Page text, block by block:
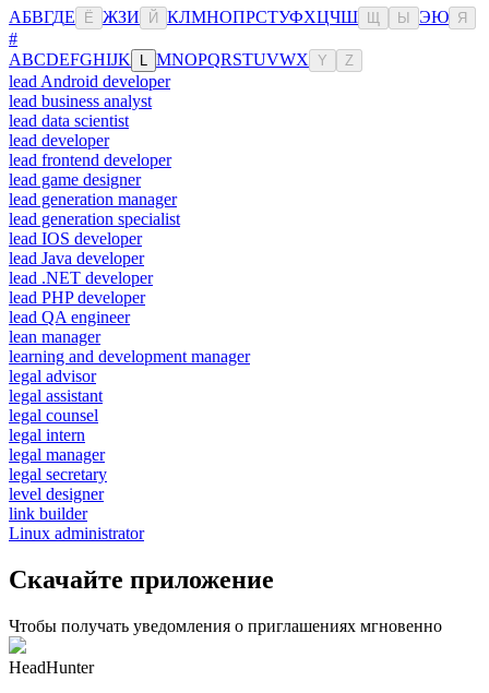
АБВГДЕ Ё ЖЗИ Й КЛМНОПРСТУФХЦЧШ Ы ЭЮ Я
#
ABCDEFGHIJK MNOPQRSTUVWX Y Z
lead Android developer
lead business analyst
lead data scientist
lead developer
lead frontend developer
lead game designer
lead generation manager
lead generation specialist
lead IOS developer
lead Java developer
lead .NET developer
lead PHP developer
lead QA engineer
lean manager
learning and development manager
legal advisor
legal assistant
legal counsel
legal intern
legal manager
legal secretary
level designer
link builder
Linux administrator
Скачайте приложение
Чтобы получать уведомления о приглашениях мгновенно
HeadHunter